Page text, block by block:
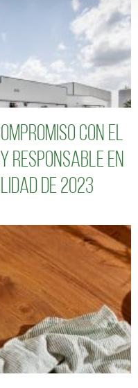
con el
responsable en
de 2023